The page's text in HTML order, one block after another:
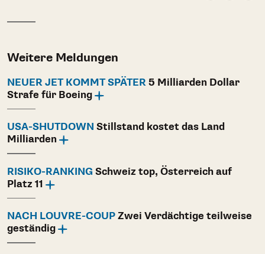
Weitere Meldungen
NEUER JET KOMMT SPÄTER 5 Milliarden Dollar
Strafe für Boeing
USA-SHUTDOWN Stillstand kostet das Land
Milliarden
RISIKO-RANKING Schweiz top, Österreich auf
Platz 11
NACH LOUVRE-COUP Zwei Verdächtige teilweise
geständig